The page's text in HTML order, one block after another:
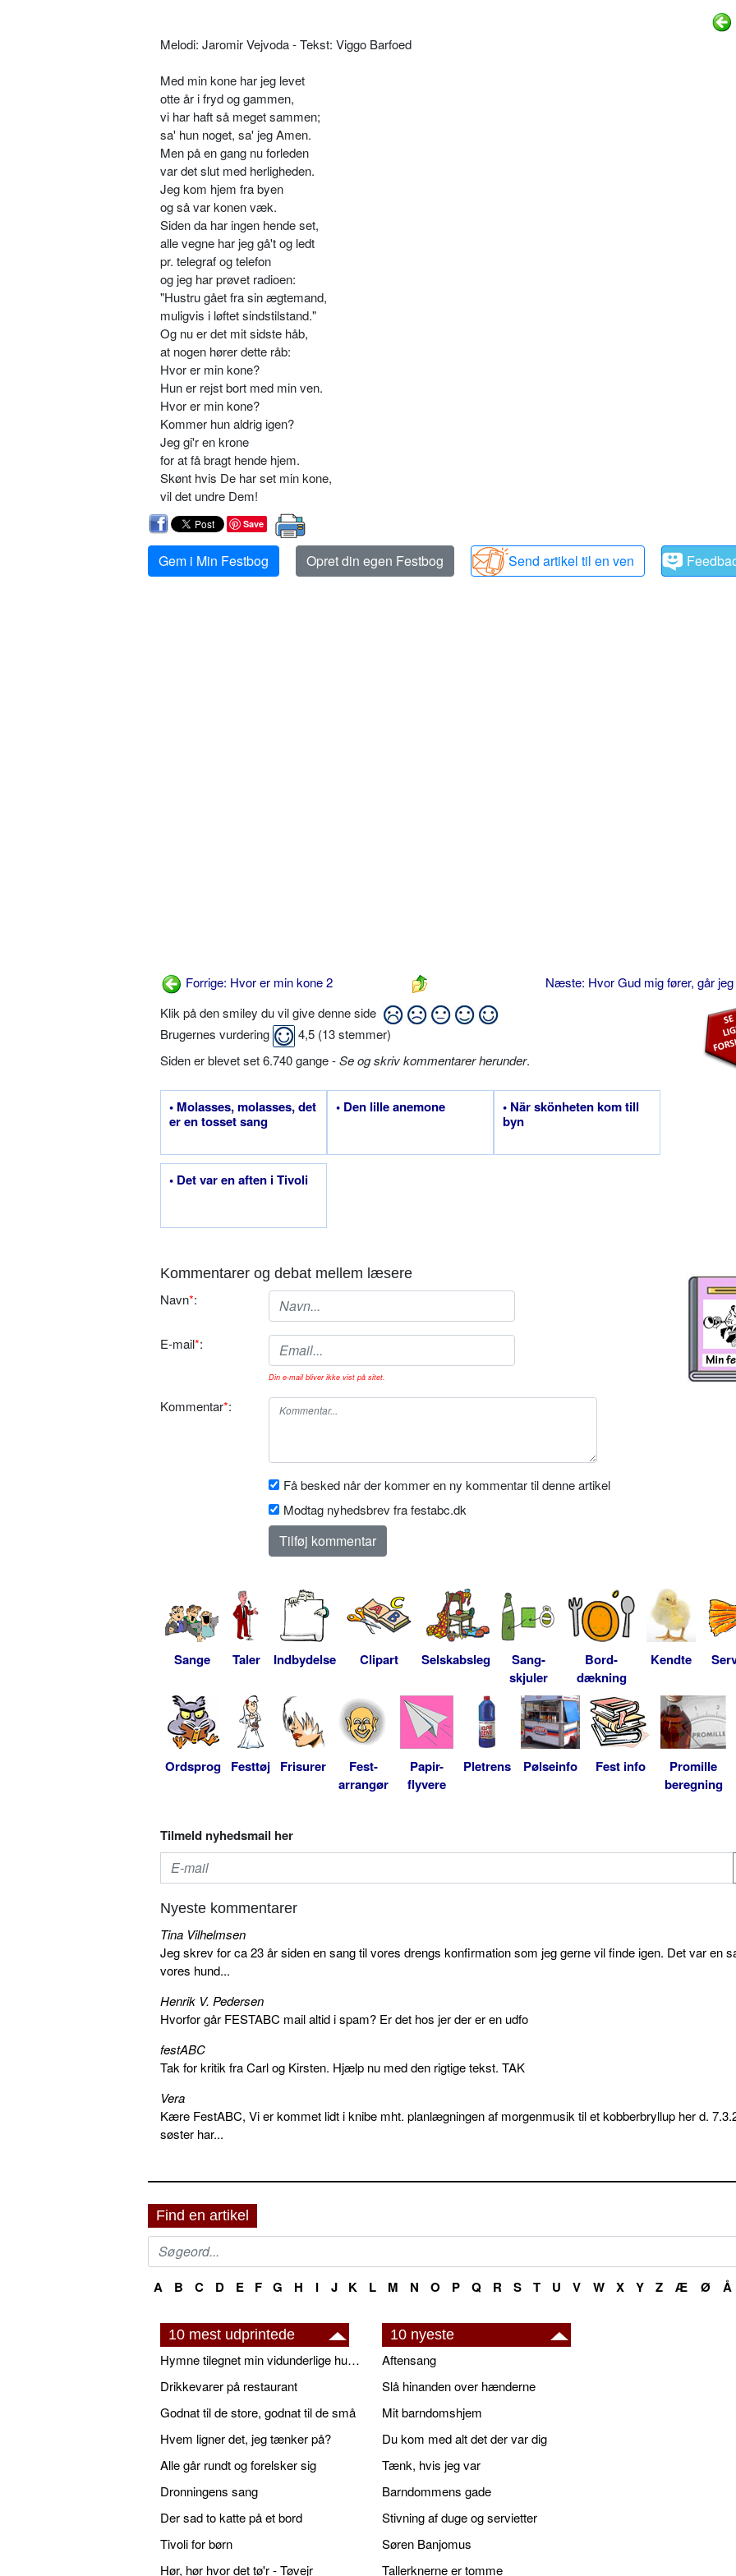
Melodi: Jaromir Vejvoda - Tekst: Viggo Barfoed
Med min kone har jeg levet
otte år i fryd og gammen,
vi har haft så meget sammen;
sa' hun noget, sa' jeg Amen.
Men på en gang nu forleden
var det slut med herligheden.
Jeg kom hjem fra byen
og så var konen væk.
Siden da har ingen hende set,
alle vegne har jeg gå't og ledt
pr. telegraf og telefon
og jeg har prøvet radioen:
"Hustru gået fra sin ægtemand,
muligvis i løftet sindstilstand."
Og nu er det mit sidste håb,
at nogen hører dette råb:
Hvor er min kone?
Hun er rejst bort med min ven.
Hvor er min kone?
Kommer hun aldrig igen?
Jeg gi'r en krone
for at få bragt hende hjem.
Skønt hvis De har set min kone,
vil det undre Dem!
Save
Gem i Min Festbog Opret din egen Festbog Send artikel til en ven
Forrige: Hvor er min kone 2
Næste: Hvor Gud mig fører, går
Klik på den smiley du vil give denne side
Brugernes vurdering
4,5 (13stemmer)
Siden er blevet set 6.740 gange -Se og skriv kommentarer herunder.
• Molasses, molasses, det
er en tosset sang
• Den lille anemone
• När skönheten kom till
byn
• Det var en aften i Tivoli
Kommentarer og debat mellem læsere
Navn*:
E-mail*:
Din e-mail bliver ikke vist på sitet.
Kommentar*:
Få besked når der kommer en ny kommentar til denne artikel
Modtag nyhedsbrev fra festabc.dk
Sange Taler Indbydelse Clipart Selskabsleg
Sang-
skjuler
Bord-
dækning
Kendte
Ordsprog Festtøj Frisurer
Fest-
arrangør
Papir-
flyvere
Pletrens Pølseinfo Fest info
Promille
beregning
Tilmeld nyhedsmail her
Nyeste kommentarer
Tina Vilhelmsen
Jeg skrev for ca 23 år siden en sang til vores drengs konfirmation som jeg gerne vil finde igen. Det var en
vores hund...
Henrik V. Pedersen
Hvorfor går FESTABC mail altid i spam? Er det hos jer der er en udfo
festABC
Tak for kritik fra Carl og Kirsten. Hjælp nu med den rigtige tekst. TAK
Vera
Kære FestABC, Vi er kommet lidt i knibe mht. planlægningen af morgenmusik til et kobberbryllup her d.
søster har...
Find en artikel
A B C D E F G H I J K L M N O P Q R S T U V W X Y Z Æ Ø Å
10 mest udprintede
Hymne tilegnet min vidunderlige husbond
Drikkevarer på restaurant
Godnat til de store, godnat til de små
Hvem ligner det, jeg tænker på?
Alle går rundt og forelsker sig
Dronningens sang
Der sad to katte på et bord
Tivoli for børn
Hør, hør hvor det tø'r - Tøvejr
10 nyeste
Aftensang
Slå hinanden over hænderne
Mit barndomshjem
Du kom med alt det der var dig
Tænk, hvis jeg var
Barndommens gade
Stivning af duge og servietter
Søren Banjomus
Tallerknerne er tomme